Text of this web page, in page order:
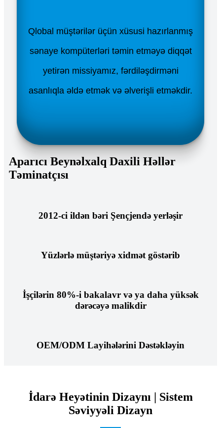
Qlobal müştərilər üçün xüsusi hazırlanmış
sənaye kompüterləri təmin etməyə diqqət
yetirən missiyamız, fərdiləşdirməni
asanlıqla əldə etmək və əlverişli etməkdir.
Aparıcı Beynəlxalq Daxili Həllər
Təminatçısı
2012-ci ildən bəri Şençjendə yerləşir
Yüzlərlə müştəriyə xidmət göstərib
İşçilərin 80%-i bakalavr və ya daha yüksək
dərəcəyə malikdir
OEM/ODM Layihələrini Dəstəkləyin
İdarə Heyətinin Dizaynı | Sistem
Səviyyəli Dizayn